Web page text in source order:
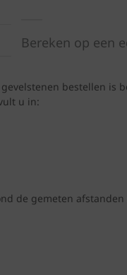
Bereken op een
bestellen
u in:
de gemeten